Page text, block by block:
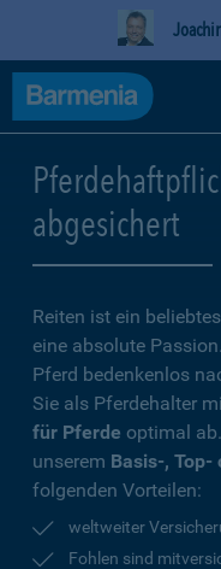
abgesichert
Reiten ist ein
eine absolute
Pferd bedenkenlos
Sie als Pferdehalter
für Pferde optimal
unserem Basis-,
folgenden Vorteilen:
weltweiter
Fohlen sind